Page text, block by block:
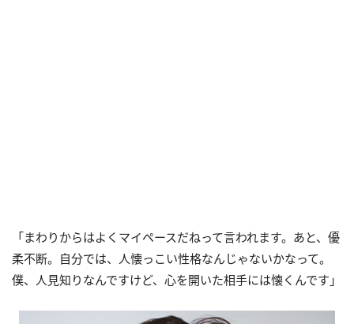
「まわりからはよくマイペースだねって言われます。あと、優
柔不断。自分では、人懐っこい性格なんじゃないかなって。
僕、人見知りなんですけど、心を開いた相手には懐くんです」